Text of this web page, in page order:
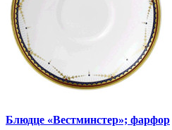
Блюдце «Вестминстер»; фарфор